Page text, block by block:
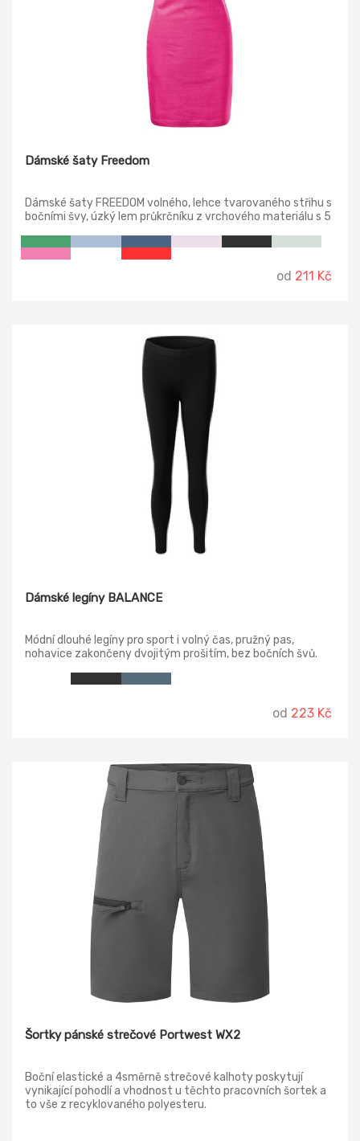
Dámské šaty Freedom
Dámské šaty FREEDOM volného, lehce tvarovaného střihu s
bočními švy, úzký lem průkrčníku z vrchového materiálu s 5
od 211 Kč
Dámské legíny BALANCE
Módní dlouhé legíny pro sport i volný čas, pružný pas,
nohavice zakončeny dvojitým prošitím, bez bočních švů.
od 223 Kč
Šortky pánské strečové Portwest WX2
Boční elastické a 4směrně strečové kalhoty poskytují
vynikající pohodlí a vhodnost u těchto pracovních šortek a
to vše z recyklovaného polyesteru.